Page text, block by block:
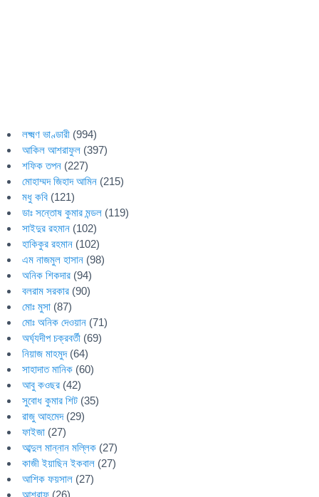
লক্ষ্মণ ভাণ্ডারী (994)
আকিল আশরাফুল (397)
শফিক তপন (227)
মোহাম্মদ জিহাদ আমিন (215)
মধু কবি (121)
ডাঃ সন্তোষ কুমার মন্ডল (119)
সাইদুর রহমান (102)
হাকিকুর রহমান (102)
এম নাজমুল হাসান (98)
অনিক শিকদার (94)
বলরাম সরকার (90)
মোঃ মুসা (87)
মোঃ অনিক দেওয়ান (71)
অর্ঘ্যদীপ চক্রবর্তী (69)
নিয়াজ মাহমুদ(64)
সাহাদাত মানিক (60)
আবু কওছর (42)
সুবোধ কুমার শিট (35)
রাজু আহমেদ(29)
ফাইজা (27)
আব্দুল মান্নান মল্লিক (27)
কাজী ইয়াছিন ইকবাল (27)
আশিক ফয়সাল (27)
আশরাফ (26)